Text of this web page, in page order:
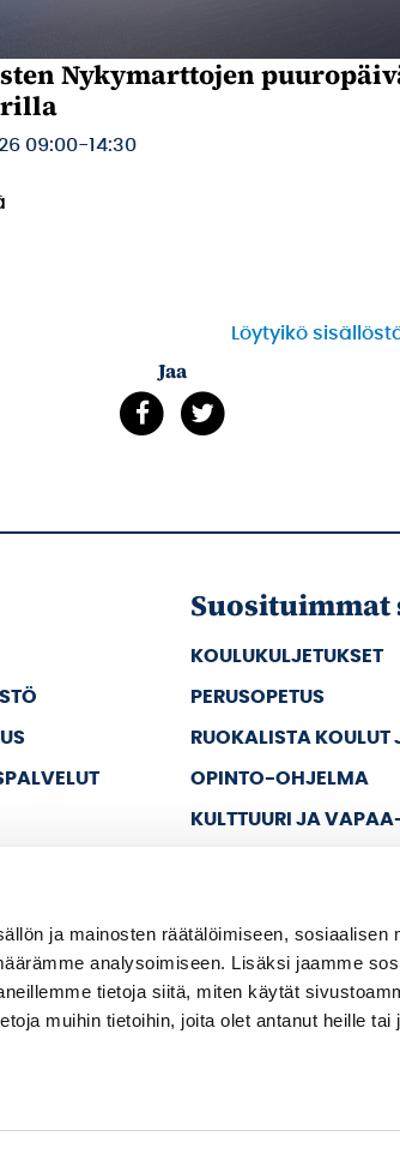
ja mainosten räätälöimiseen, sosiaalisen
analysoimiseen. Lisäksi jaamme
tietoja siitä, miten käytät
muihin tietoihin, joita olet antanut heille tai
Nykymarttojen
09:00-14:30
Löytyikö
Jaa
Suosituimmat
KOULUKULJETUKSET
PERUSOPETUS
RUOKALISTA
OPINTO-OHJELMA
KULTTUURI JA